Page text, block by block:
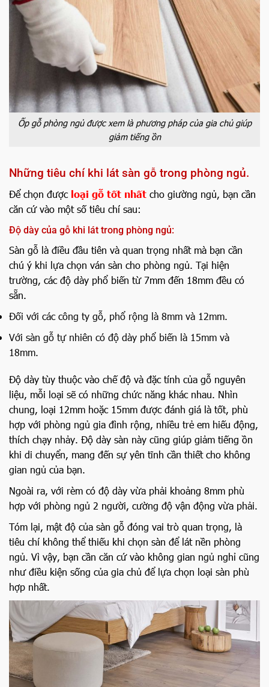
Ốp gỗ phòng ngủ được xem là phương pháp của gia chủ giúp
giảm tiếng ồn
Những tiêu chí khi lát sàn gỗ trong phòng ngủ.
Để chọn được loại gỗ tốt nhất cho giường ngủ, bạn cần
căn cứ vào một số tiêu chí sau:
Độ dày của gỗ khi lát trong phòng ngủ:
Sàn gỗ là điều đầu tiên và quan trọng nhất mà bạn cần
chú ý khi lựa chọn ván sàn cho phòng ngủ. Tại hiện
trường, các độ dày phổ biến từ 7mm đến 18mm đều có
sẵn.
Đối với các công ty gỗ, phổ rộng là 8mm và 12mm.
Với sàn gỗ tự nhiên có độ dày phổ biến là 15mm và
18mm.
Độ dày tùy thuộc vào chế độ và đặc tính của gỗ nguyên
liệu, mỗi loại sẽ có những chức năng khác nhau. Nhìn
chung, loại 12mm hoặc 15mm được đánh giá là tốt, phù
hợp với phòng ngủ gia đình rộng, nhiều trẻ em hiếu động,
thích chạy nhảy. Độ dày sàn này cũng giúp giảm tiếng ồn
khi di chuyển, mang đến sự yên tĩnh cần thiết cho không
gian ngủ của bạn.
Ngoài ra, với rèm có độ dày vừa phải khoảng 8mm phù
hợp với phòng ngủ 2 người, cường độ vận động vừa phải.
Tóm lại, mật độ của sàn gỗ đóng vai trò quan trọng, là
tiêu chí không thể thiếu khi chọn sàn để lát nền phòng
ngủ. Vì vậy, bạn cần căn cứ vào không gian ngủ nghỉ cũng
như điều kiện sống của gia chủ để lựa chọn loại sàn phù
hợp nhất.